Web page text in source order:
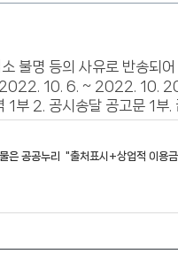
불명 등의 사유로 반송되
: 2022. 10. 6. ~ 2022. 10.
부 2. 공시송달 공고문 1부.
은 공공누리
"출처표시+상업적 이용